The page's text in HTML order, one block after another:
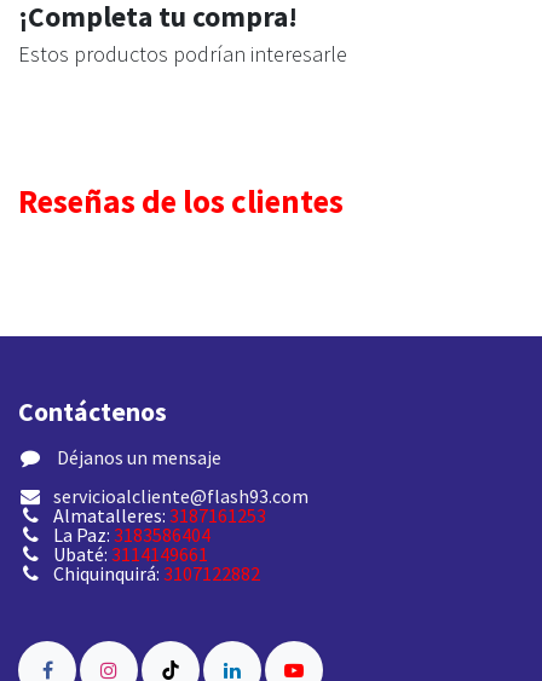
¡Completa tu compra!
Estos productos podrían interesarle
Reseñas de los clientes
Contáctenos
​ Déjanos un mensaje
servicioalcliente@flash93.com
Almatalleres: 3187161253
La Paz: 3183586404
Ubaté: 3114149661
Chiquinquirá: 3107122882